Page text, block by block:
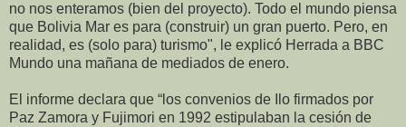
no nos enteramos (bien del proyecto). Todo el mundo piensa
que Bolivia Mar es para (construir) un gran puerto. Pero, en
realidad, es (solo para) turismo", le explicó Herrada a BBC
Mundo una mañana de mediados de enero.
El informe declara que “los convenios de Ilo firmados por
Paz Zamora y Fujimori en 1992 estipulaban la cesión de